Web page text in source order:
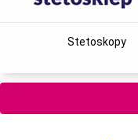
Stetoskopy